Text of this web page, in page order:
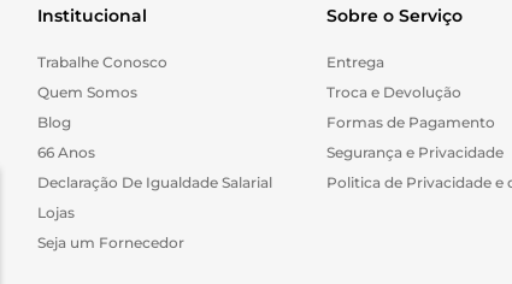
Institucional
Trabalhe Conosco
Quem Somos
Blog
66 Anos
Declaração De Igualdade Salarial
Lojas
Seja um Fornecedor
Sobre o Serviço
Entrega
Troca e Devolução
Formas de Pagamento
Segurança e Privacidade
Politica de Privacidade e